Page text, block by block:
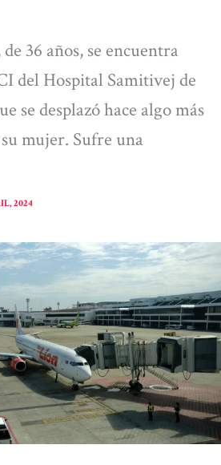
36 años, se encuentra
del Hospital Samitivej de
se desplazó hace algo más
mujer. Sufre una
2024